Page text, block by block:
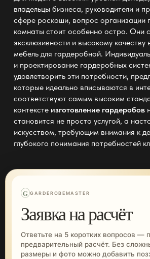
владельцы бизнеса, руководители и
сфере роскоши, вопрос организации
комнаты стоит особенно остро. Они
эксклюзивности и высокому качеству
мебель для гардеробной.
и проектирование гардеробных
удовлетворить эти потребности,
которые идеально вписываются в
соответствуют самым высоким
контексте изготовление гардеробов
становится не просто услугой, а
искусством, требующим внимания к
глубокого понимания потребностей
G GARDEROBEMASTER
Заявка на расчёт
Ответьте на 5 коротких вопросов —
предварительный расчёт. Без
размеры и фото можно добавить